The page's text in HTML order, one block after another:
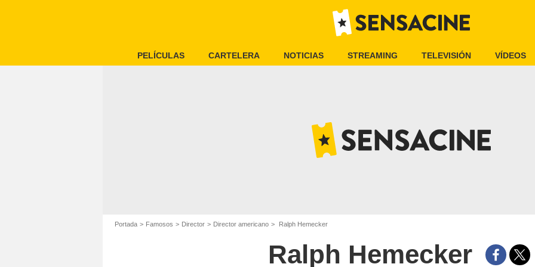
PELÍCULAS CARTELERA NOTICIAS STREAMING TELEVISIÓN VÍDEOS
Portada Famosos Director Director americano Ralph Hemecker
Ralph Hemecker